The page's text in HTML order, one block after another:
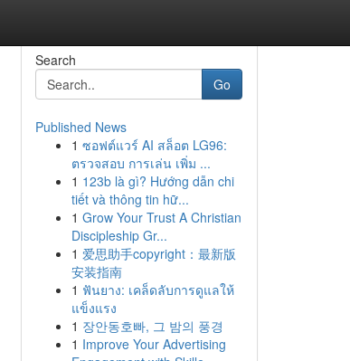
Search
Go
Published News
1 ซอฟต์แวร์ AI สล็อต LG96:
ตรวจสอบ การเล่น เพิ่ม ...
1 123b là gì? Hướng dẫn chi
tiết và thông tin hữ...
1 Grow Your Trust A Christian
Discipleship Gr...
1 爱思助手copyright：最新版
安装指南
1 ฟันยาง: เคล็ดลับการดูแลให้
แข็งแรง
1 장안동호빠, 그 밤의 풍경
1 Improve Your Advertising